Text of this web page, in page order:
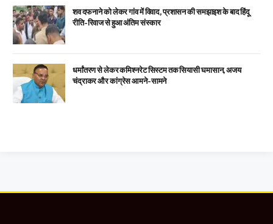
शव दफनाने को लेकर गांव में विवाद, प्रशासन की समझाइश के बाद हिंदू
रीति-रिवाज से हुआ अंतिम संस्कार
धर्मांतरण से लेकर कमिश्नरेट सिस्टम तक सियासी घमासान, अजय
चंद्राकर और कांग्रेस आमने-सामने